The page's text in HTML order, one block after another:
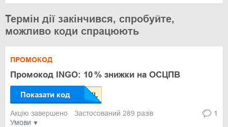
Термін дії закінчився, спробуйте,
можливо коди спрацюють
Умови
ПРОМОКОД
Промокод INGO: 10 % знижки на ОСЦПВ
Показати код
Акцію завершено Застосований 289 разів 1